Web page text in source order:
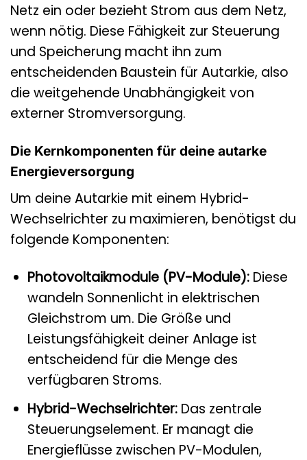
Netz ein oder bezieht Strom aus dem Netz,
wenn nötig. Diese Fähigkeit zur Steuerung
und Speicherung macht ihn zum
entscheidenden Baustein für Autarkie, also
die weitgehende Unabhängigkeit von
externer Stromversorgung.
Die Kernkomponenten für deine autarke
Energieversorgung
Um deine Autarkie mit einem Hybrid-
Wechselrichter zu maximieren, benötigst du
folgende Komponenten:
Photovoltaikmodule (PV-Module):Diese
wandeln Sonnenlicht in elektrischen
Gleichstrom um. Die Größe und
Leistungsfähigkeit deiner Anlage ist
entscheidend für die Menge des
verfügbaren Stroms.
Hybrid-Wechselrichter:Das zentrale
Steuerungselement. Er managt die
Energieflüsse zwischen PV-Modulen,